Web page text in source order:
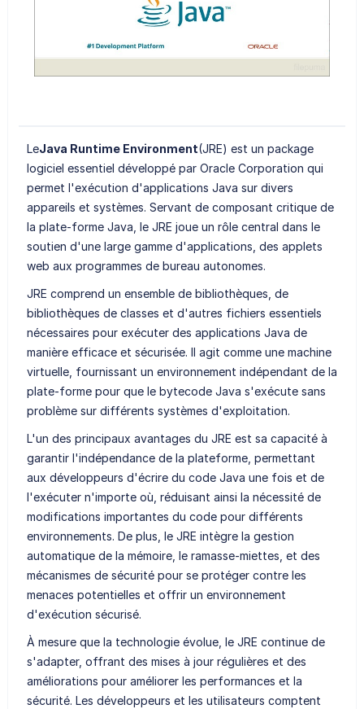
LeJava Runtime Environment(JRE) est un package
logiciel essentiel développé par Oracle Corporation qui
permet l'exécution d'applications Java sur divers
appareils et systèmes. Servant de composant critique de
la plate-forme Java, le JRE joue un rôle central dans le
soutien d'une large gamme d'applications, des applets
web aux programmes de bureau autonomes.
JRE comprend un ensemble de bibliothèques, de
bibliothèques de classes et d'autres fichiers essentiels
nécessaires pour exécuter des applications Java de
manière efficace et sécurisée. Il agit comme une machine
virtuelle, fournissant un environnement indépendant de la
plate-forme pour que le bytecode Java s'exécute sans
problème sur différents systèmes d'exploitation.
L'un des principaux avantages du JRE est sa capacité à
garantir l'indépendance de la plateforme, permettant
aux développeurs d'écrire du code Java une fois et de
l'exécuter n'importe où, réduisant ainsi la nécessité de
modifications importantes du code pour différents
environnements. De plus, le JRE intègre la gestion
automatique de la mémoire, le ramasse-miettes, et des
mécanismes de sécurité pour se protéger contre les
menaces potentielles et offrir un environnement
d'exécution sécurisé.
À mesure que la technologie évolue, le JRE continue de
s'adapter, offrant des mises à jour régulières et des
améliorations pour améliorer les performances et la
sécurité. Les développeurs et les utilisateurs comptent